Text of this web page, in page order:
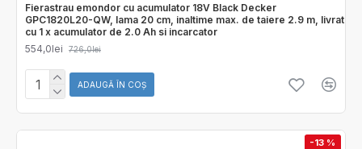
Fierastrau emondor cu acumulator 18V Black Decker
GPC1820L20-QW, lama 20 cm, inaltime max. de taiere 2.9 m, livrat
cu 1 x acumulator de 2.0 Ah si incarcator
554,0lei
726,0lei
ADAUGĂ ÎN COŞ
-13 %